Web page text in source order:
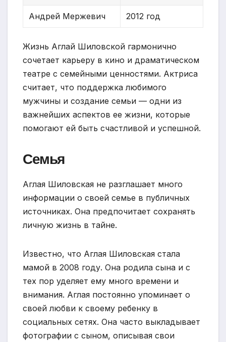
Андрей Мержевич 2012 год
Жизнь Аглай Шиловской гармонично
сочетает карьеру в кино и драматическом
театре с семейными ценностями. Актриса
считает, что поддержка любимого
мужчины и создание семьи — одни из
важнейших аспектов ее жизни, которые
помогают ей быть счастливой и успешной.
Семья
Аглая Шиловская не разглашает много
информации о своей семье в публичных
источниках. Она предпочитает сохранять
личную жизнь в тайне.
Известно, что Аглая Шиловская стала
мамой в 2008 году. Она родила сына и с
тех пор уделяет ему много времени и
внимания. Аглая постоянно упоминает о
своей любви к своему ребенку в
социальных сетях. Она часто выкладывает
фотографии с сыном, описывая свои